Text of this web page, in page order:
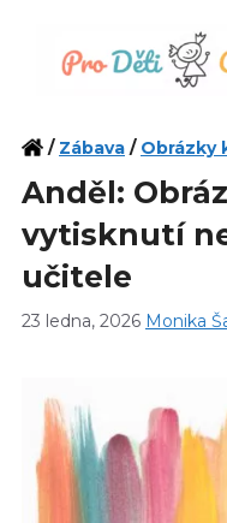
/ Zábava / Obrázky
Anděl:
vytisknutí
učitele
23 ledna, 2026 Monika